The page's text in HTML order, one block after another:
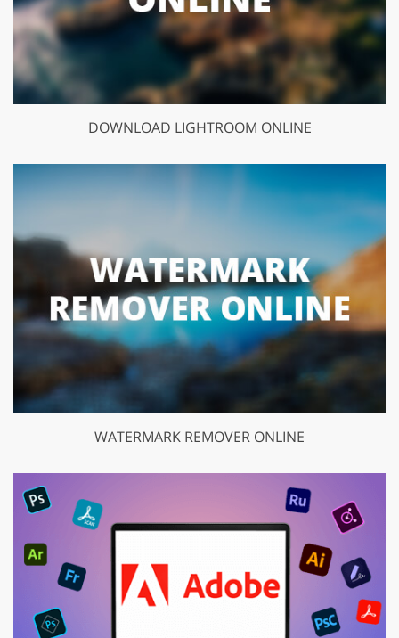
DOWNLOAD LIGHTROOM ONLINE
WATERMARK REMOVER ONLINE